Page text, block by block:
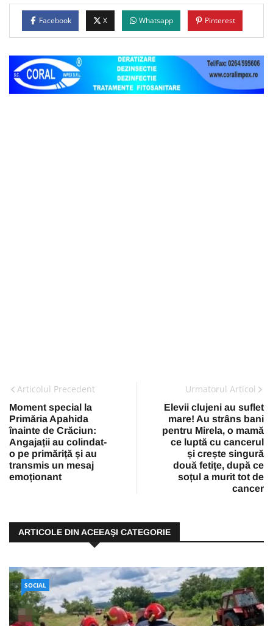
Facebook X Whatsapp Pinterest
Articolul Precedent
Moment special la
Primăria Apahida
înainte de Crăciun:
Angajații au colindat-
o pe primăriță și au
transmis un mesaj
emoționant
Urmatorul Articol
Elevii clujeni au suflet
mare! Au strâns bani
pentru Mirela, o mamă
ce luptă cu cancerul
și crește singură
două fetițe, după ce
soțul a murit tot de
cancer
ARTICOLE DIN ACEEAŞI CATEGORIE
SOCIAL